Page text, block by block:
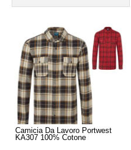
Camicia Da Lavoro Portwest
KA307 100% Cotone